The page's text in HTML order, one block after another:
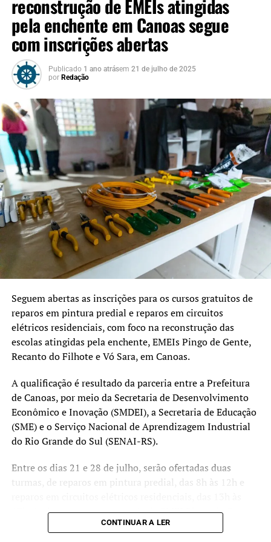
R$ 62,8 milhões à conta do
Fundo de Reconstrução do
município. É a primeira
parte dos R$ 179,7 milhões
aprovados. A liberação é
feita por etapas, à medida
em que os projetos são
executados”, afirmou Leite.
A destinação do Funrigs prioriza a recuperação de
sistemas de proteção existentes, como forma de garantir
eficácia e execução dentro do prazo previsto até 2027.
“Temos muito cuidado com
a aplicação dos recursos.
Cada projeto é analisado
tecnicamente e validado
pelo Comitê Científico,
para assegurar que
estamos financiando
soluções consistentes e
que protejam a população”,
completou.
Obras vão minimizar o impacto das chuvas
das redes pluviais e de esgoto, reduzindo entupimentos e
prevenindo problemas futuros nas tubulações,
reconstrução de EMEIs atingidas
pela enchente em Canoas segue
com inscrições abertas
Publicado 1 ano atrásem 21 de julho de 2025
por Redação
Seguem abertas as inscrições para os cursos gratuitos de
reparos em pintura predial e reparos em circuitos
elétricos residenciais, com foco na reconstrução das
escolas atingidas pela enchente, EMEIs Pingo de Gente,
Recanto do Filhote e Vó Sara, em Canoas.
A qualificação é resultado da parceria entre a Prefeitura
de Canoas, por meio da Secretaria de Desenvolvimento
Econômico e Inovação (SMDEI), a Secretaria de Educação
(SME) e o Serviço Nacional de Aprendizagem Industrial
do Rio Grande do Sul (SENAI-RS).
Entre os dias 21 e 28 de julho, serão ofertadas duas
turmas, de reparos em pintura predial, das 8h às 12h e
17h. Ambas acontecem na própria EMEI Pingo de Gente e
fazem parte de um esforço conjunto para acelerar a
CONTINUAR A LER